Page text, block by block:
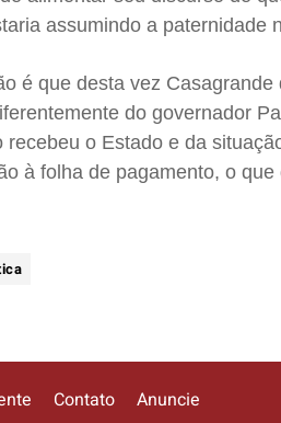
assumindo a paternidade
é que desta vez
do governador
recebeu o Estado e da
à folha de pagamento, o
Contato Anuncie